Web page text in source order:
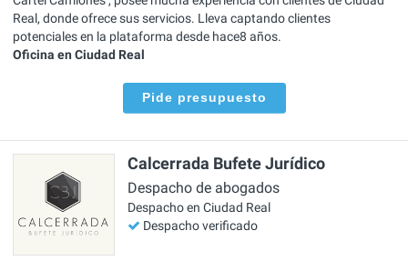
Real, donde ofrece sus servicios. Lleva captando clientes
potenciales en la plataforma desde hace8 años.
Oficina en Ciudad Real
Pide presupuesto
Calcerrada Bufete Jurídico
Despacho de abogados
Despacho en Ciudad Real
Despacho verificado